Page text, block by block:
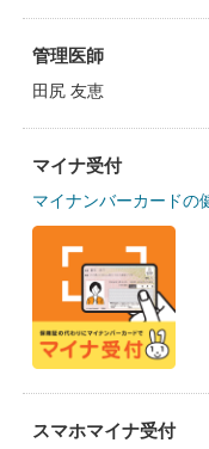
管理医師
田尻 友恵
マイナ受付
マイナンバーカードの
スマホマイナ受付